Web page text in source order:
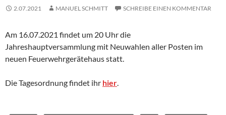
2.07.2021 MANUEL SCHMITT SCHREIBE EINEN KOMMENTAR
Am 16.07.2021 findet um 20 Uhr die
Jahreshauptversammlung mit Neuwahlen aller Posten im
neuen Feuerwehrgerätehaus statt.
Die Tagesordnung findet ihr hier.